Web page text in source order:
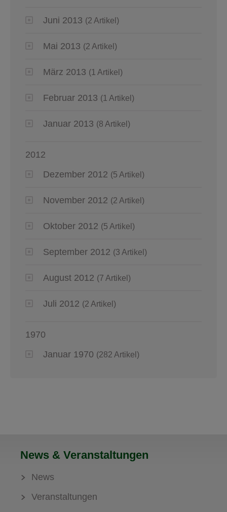
Juni 2013 (2 Artikel)
Mai 2013 (2 Artikel)
März 2013 (1 Artikel)
Februar 2013 (1 Artikel)
Januar 2013 (8 Artikel)
2012
Dezember 2012 (5 Artikel)
November 2012 (2 Artikel)
Oktober 2012 (5 Artikel)
September 2012 (3 Artikel)
August 2012 (7 Artikel)
Juli 2012 (2 Artikel)
1970
Januar 1970 (282 Artikel)
News & Veranstaltungen
News
Veranstaltungen